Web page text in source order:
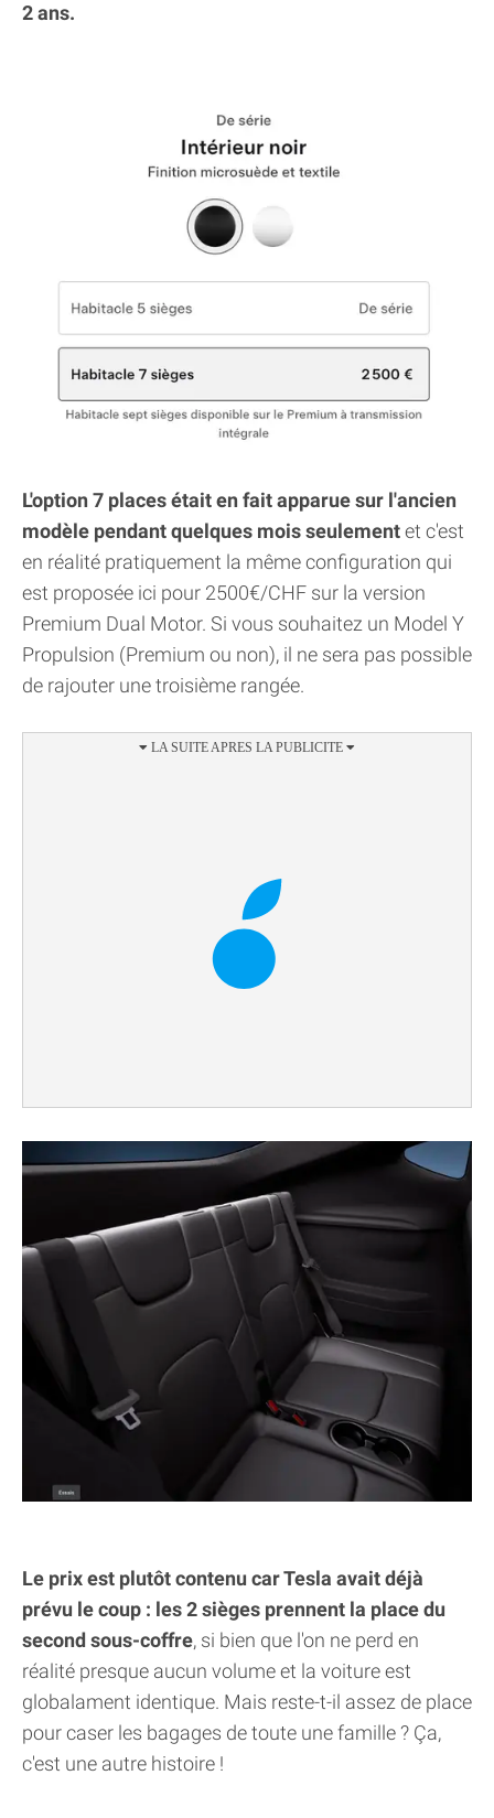
2 ans.
L'option 7 places était en fait apparue sur l'ancien
modèle pendant quelques mois seulementet c'est
en réalité pratiquement la même configuration qui
est proposée ici pour 2500€/CHF sur la version
Premium Dual Motor. Si vous souhaitez un Model Y
Propulsion (Premium ou non), il ne sera pas possible
de rajouter une troisième rangée.
Le prix est plutôt contenu car Tesla avait déjà
prévu le coup : les 2 sièges prennent la place du
second sous-coffre, si bien que l'on ne perd en
réalité presque aucun volume et la voiture est
globalament identique. Mais reste-t-il assez de place
pour caser les bagages de toute une famille ? Ça,
c'est une autre histoire !